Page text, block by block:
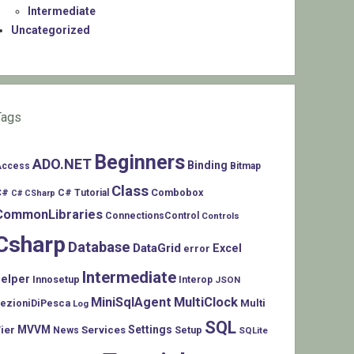
Intermediate
Uncategorized
ADO.NET Beginners Binding Bitmap
C# CSharp C# Tutorial Class Combobox
ConnectionsControl Controls
Database DataGrid error Excel
Innosetup Intermediate Interop JSON
Log MiniSqlAgent MultiClock Multi
MVVM News Services Settings Setup SQL SQLite